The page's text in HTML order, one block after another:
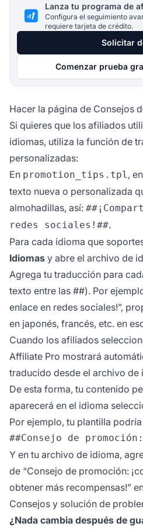
Lanza tu programa de
Configura el seguimiento
requiere tarjeta de crédito.
Solicitar
Comenzar prueba
Hacer la página de Consejos
Si quieres que los afiliados
idiomas, utiliza la función de
personalizadas:
En promotion_tips.tpl ,
texto nueva o personalizada
almohadillas, así:
redes sociales!##.
Para cada idioma que
Idiomas y abre el archivo de
Agrega tu traducción para
texto entre las ##). Por
enlace en redes sociales!”,
en japonés, francés, etc. en
Cuando los afiliados
Affiliate Pro mostrará
traducido desde el archivo de
De esta forma, tu contenido
aparecerá en el idioma
Por ejemplo, tu plantilla
Y en tu archivo de idioma,
de “Consejo de promoción:
obtener más recompensas!”
Consejos y solución de
¿Nada cambia después de